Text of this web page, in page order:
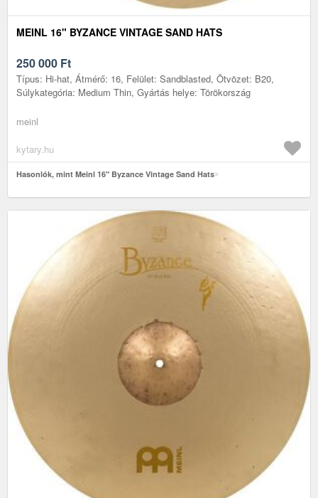
MEINL 16" BYZANCE VINTAGE SAND HATS
250 000 Ft
Típus: Hi-hat, Átmérő: 16, Felület: Sandblasted, Ötvözet: B20,
Súlykategória: Medium Thin, Gyártás helye: Törökország
meinl
kytary.hu
Hasonlók, mint Meinl 16" Byzance Vintage Sand Hats